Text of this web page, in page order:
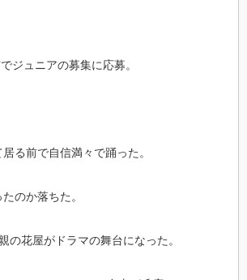
ジュニアの募集に応募。
る前で自信満々で踊った。
のか落ちた。
の花屋がドラマの舞台になった。